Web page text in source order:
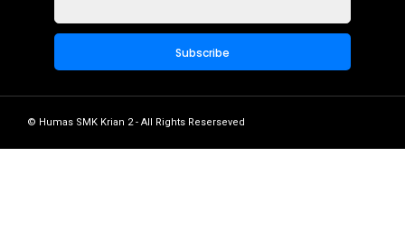
© Humas SMK Krian 2 - All Rights Reserseved